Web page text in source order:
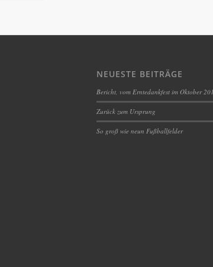
NEUESTE BEITRÄGE
Bericht, vom Erntedankfest im Oktober
Zurück zum Ursprung
So groß wie neun Fußballfelder